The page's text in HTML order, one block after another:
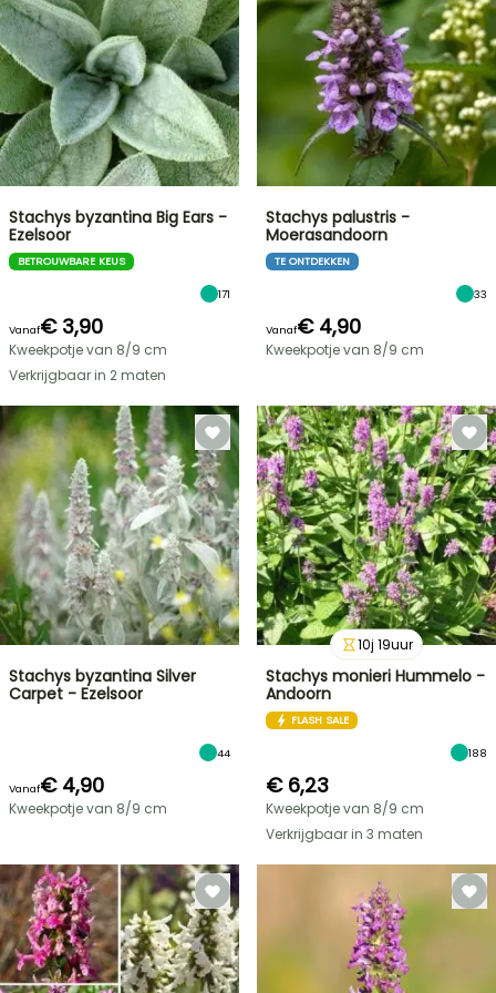
FLASH-
SALES
TOT
30%
Stachys byzantina Big Ears -
Ezelsoor
BETROUWBARE KEUS
171
Vanaf€ 3,90
Kweekpotje van 8/9 cm
Verkrijgbaar in 2 maten
Stachys palustris -
Moerasandoorn
TE ONTDEKKEN
33
Vanaf€ 4,90
Kweekpotje van 8/9 cm
Stachys byzantina Silver
Carpet - Ezelsoor
44
Vanaf€ 4,90
Kweekpotje van 8/9 cm
10j 19uur
Stachys monieri Hummelo -
Andoorn
FLASH SALE
188
€ 6,23
Kweekpotje van 8/9 cm
Verkrijgbaar in 3 maten